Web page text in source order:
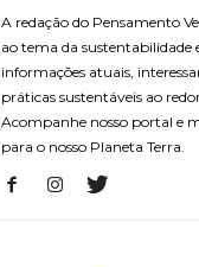
A redação do Pensamento
ao tema da sustentabilidade
informações atuais,
práticas sustentáveis ao
Acompanhe nosso portal e
para o nosso Planeta Terra.